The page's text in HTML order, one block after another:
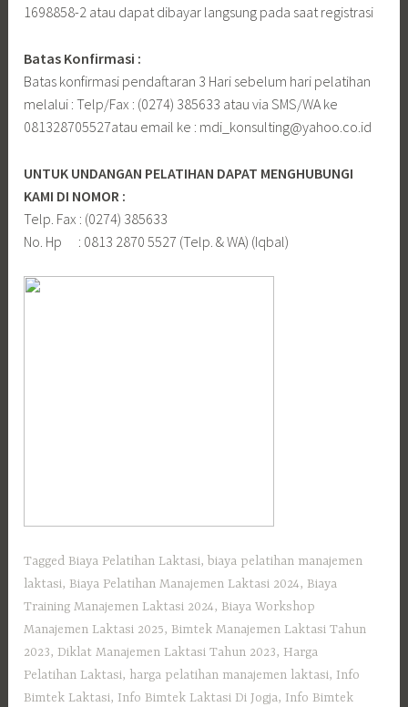
1698858-2 atau dapat dibayar langsung pada saat registrasi
Batas Konfirmasi :
Batas konfirmasi pendaftaran 3 Hari sebelum hari pelatihan
melalui : Telp/Fax : (0274) 385633 atau via SMS/WA ke
081328705527atau email ke : mdi_konsulting@yahoo.co.id
UNTUK UNDANGAN PELATIHAN DAPAT MENGHUBUNGI
KAMI DI NOMOR :
Telp. Fax : (0274) 385633
No. Hp : 0813 2870 5527 (Telp. & WA) (Iqbal)
Tagged Biaya Pelatihan Laktasi, biaya pelatihan manajemen
laktasi, Biaya Pelatihan Manajemen Laktasi 2024, Biaya
Training Manajemen Laktasi 2024, Biaya Workshop
Manajemen Laktasi 2025, Bimtek Manajemen Laktasi Tahun
2023,Diklat Manajemen Laktasi Tahun 2023, Harga
Pelatihan Laktasi, harga pelatihan manajemen laktasi, Info
Bimtek Laktasi, Info Bimtek Laktasi Di Jogja, Info Bimtek